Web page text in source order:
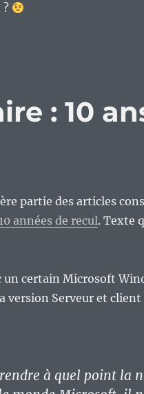
: 10
partie des articles
années de recul. Texte
un certain Microsoft
version Serveur et client
à quel point la